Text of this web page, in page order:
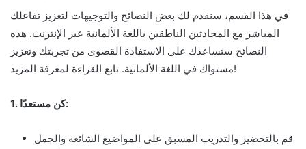
في هذا القسم، سنقدم لك بعض النصائح والتوجيهات لتعزيز تفاعلك
المباشر مع المحادثين الناطقين باللغة الألمانية عبر الإنترنت. هذه
النصائح ستساعدك على الاستفادة القصوى من تجربتك وتعزيز
مستواك في اللغة الألمانية. تابع القراءة لمعرفة المزيد!
1. كن مستعدًا:
قم بالتحضير والتدريب المسبق على المواضيع الشائعة والجمل